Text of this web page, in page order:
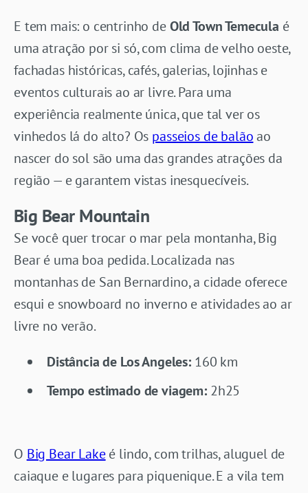
E tem mais: o centrinho deOld Town Temecula é
uma atração por si só, com clima de velho oeste,
fachadas históricas, cafés, galerias, lojinhas e
eventos culturais ao ar livre. Para uma
experiência realmente única, que tal ver os
vinhedos lá do alto? Os passeios de balãoao
nascer do sol são uma das grandes atrações da
região — e garantem vistas inesquecíveis.
Big Bear Mountain
Se você quer trocar o mar pela montanha, Big
Bear é uma boa pedida. Localizada nas
montanhas de San Bernardino, a cidade oferece
esqui e snowboard no inverno e atividades ao ar
livre no verão.
Distância de Los Angeles: 160 km
Tempo estimado de viagem: 2h25
O Big Bear Lakeé lindo, com trilhas, aluguel de
caiaque e lugares para piquenique. E a vila tem